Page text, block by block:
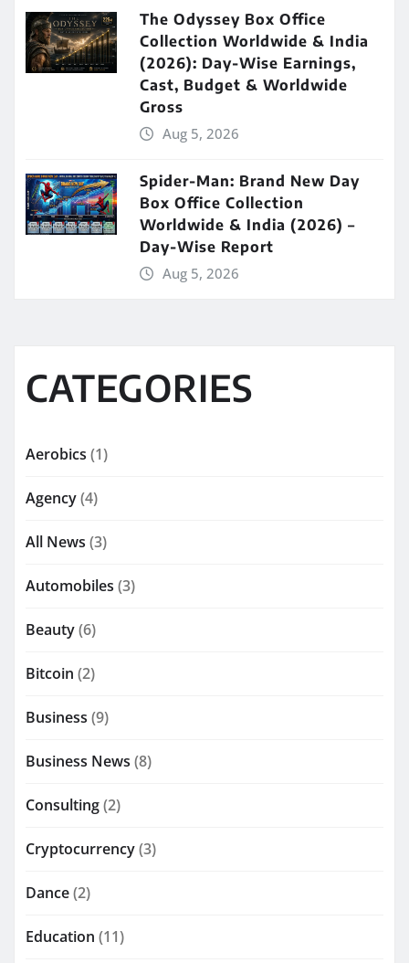
The Odyssey Box Office
Collection Worldwide & India
(2026): Day-Wise Earnings,
Cast, Budget & Worldwide
Gross
Aug 5, 2026
Spider-Man: Brand New Day
Box Office Collection
Worldwide & India (2026) –
Day-Wise Report
Aug 5, 2026
CATEGORIES
Aerobics (1)
Agency(4)
All News (3)
Automobiles (3)
Beauty(6)
Bitcoin (2)
Business (9)
Business News (8)
Consulting(2)
Cryptocurrency(3)
Dance(2)
Education (11)